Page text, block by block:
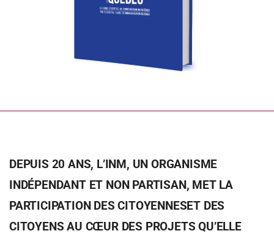
DEPUIS 20 ANS, L’INM, UN ORGANISME
INDÉPENDANT ET NON PARTISAN, MET LA
PARTICIPATION DES CITOYENNESET DES
CITOYENS AU CŒUR DES PROJETS QU’ELLE